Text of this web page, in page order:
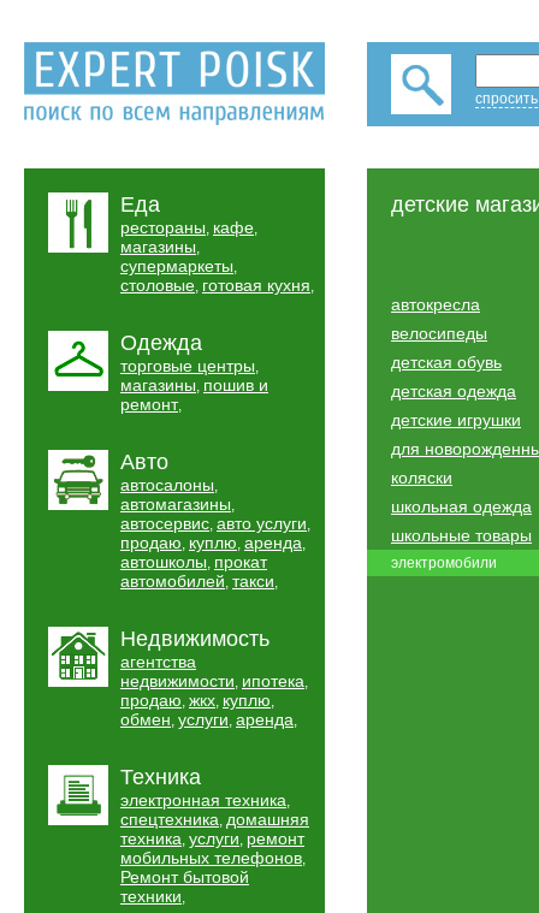
Еда
рестораны, кафе,
магазины,
супермаркеты,
столовые, готовая кухня,
Одежда
торговые центры,
магазины, пошив и
ремонт,
Авто
автосалоны,
автомагазины,
автосервис, авто услуги,
продаю, куплю, аренда,
автошколы, прокат
автомобилей, такси,
Недвижимость
агентства
недвижимости, ипотека,
продаю, жкх, куплю,
обмен, услуги, аренда,
Техника
электронная техника,
спецтехника, домашняя
техника, услуги, ремонт
мобильных телефонов,
Ремонт бытовой
техники,
детские
автокресла
велосипеды
детская обувь
детская одежда
детские игрушки
для
коляски
школьная одежда
школьные товары
электромобили